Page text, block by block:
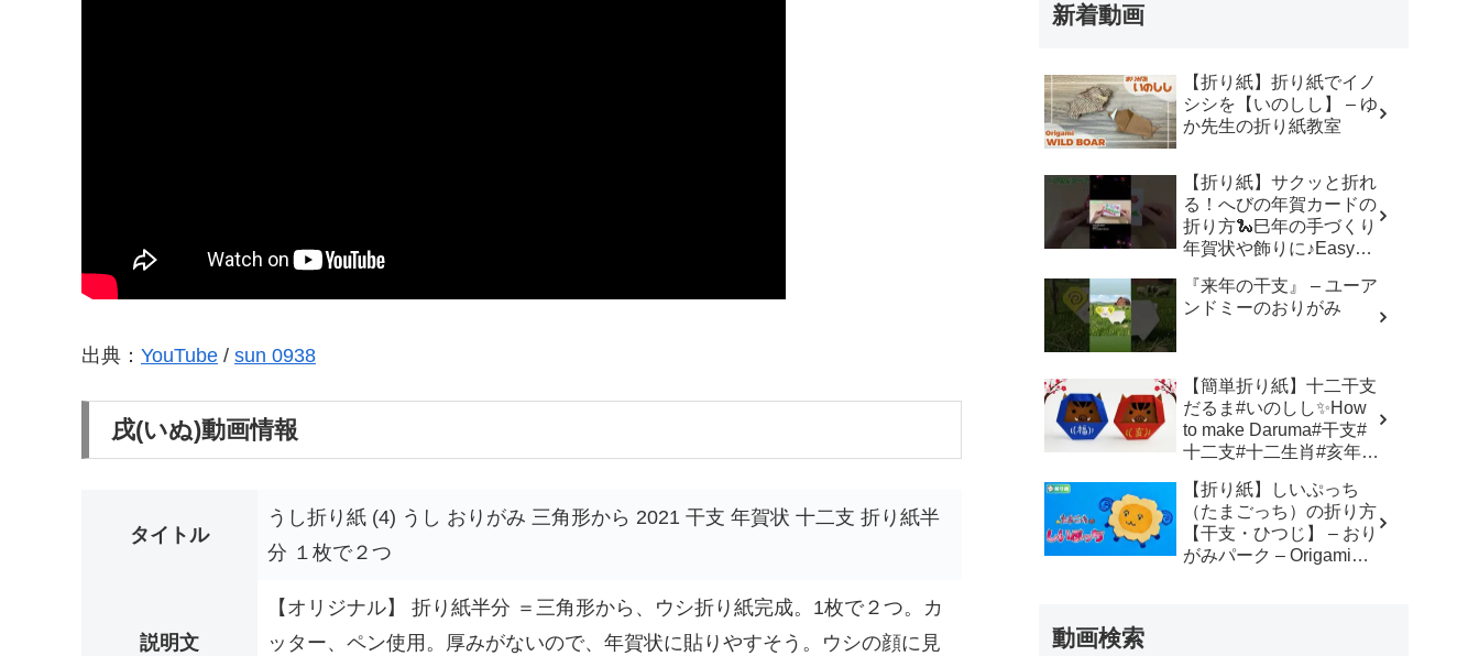
出典： YouTube / sun 0938
戌(いぬ)動画情報
タイトル
うし折り紙 (4) うし おりがみ 三角形から 2021 干支 年賀状 十二支 折り紙半
分 １枚で２つ
説明文
【オリジナル】 折り紙半分 ＝三角形から、ウシ折り紙完成。1枚で２つ。カ
ッター、ペン使用。厚みがないので、年賀状に貼りやすそう。ウシの顔に見
新着動画
【折り紙】折り紙でイノ
シシを【いのしし】 – ゆ
か先生の折り紙教室
【折り紙】サクッと折れ
る！へびの年賀カードの
折り方🐍巳年の手づくり
年賀状や飾りに♪Easy
蛇 | 종이접기 뱀#折り紙#
蛇#へび#巳年#年賀状#
『来年の干支』 – ユーア
ンドミーのおりがみ
【簡単折り紙】十二干支
だるま#いのしし✨How
to make Daruma#干支#
十二支#十二生肖#亥年#
#飾り#折り方#おりがみ
#easy#origami#摺紙#折
纸#折紙 – Origami
hana’s channel
【折り紙】しいぷっち
（たまごっち）の折り方
【干支・ひつじ】 – おり
がみパーク – Origami
動画検索